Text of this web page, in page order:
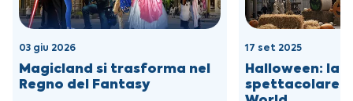
03 giu 2026
Magicland si trasforma nel
Regno del Fantasy
17 set 2025
Halloween: la
spettacolare